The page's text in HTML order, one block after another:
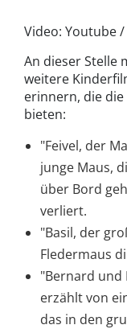
Video: Youtube /
An dieser Stelle
weitere
erinnern, die
bieten:
"Feivel, der
junge Maus,
über Bord
verliert.
"Basil, der
Fledermaus
"Bernard und
erzählt von
das in den